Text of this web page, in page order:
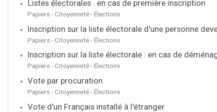
Listes électorales : en cas de première inscription
Papiers - Citoyenneté - Élections
Inscription sur la liste électorale d'une personne
Papiers - Citoyenneté - Élections
Inscription sur la liste électorale : en cas de
Papiers - Citoyenneté - Élections
Vote par procuration
Papiers - Citoyenneté - Élections
Vote d'un Français installé à l'étranger